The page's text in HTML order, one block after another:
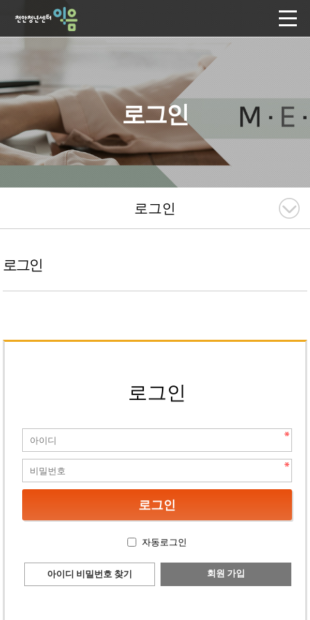
로그인
로그인
로그인
로그인
자동로그인
아이디 비밀번호 찾기 회원 가입